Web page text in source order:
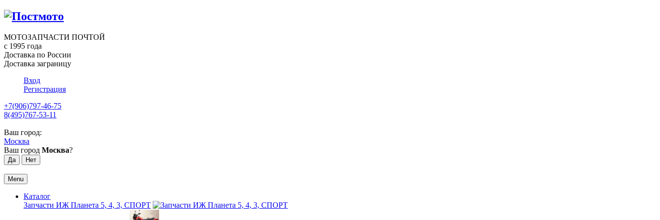
МОТОЗАПЧАСТИ ПОЧТОЙ
с 1995 года
Доставка по России
Доставка заграницу
Вход
Регистрация
+7(906)797-46-75
8(495)767-53-11
Ваш город:
Москва
Ваш город Москва?
Menu
Каталог
Запчасти ИЖ Планета 5, 4, 3, СПОРТ